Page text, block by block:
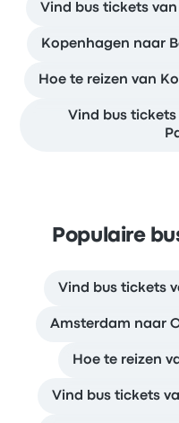
Vind bus tickets
Kopenhagen naar
Hoe te reizen van
Vind bus
Populaire
Vind bus tickets
Amsterdam naar
Hoe te reizen
Vind bus tickets